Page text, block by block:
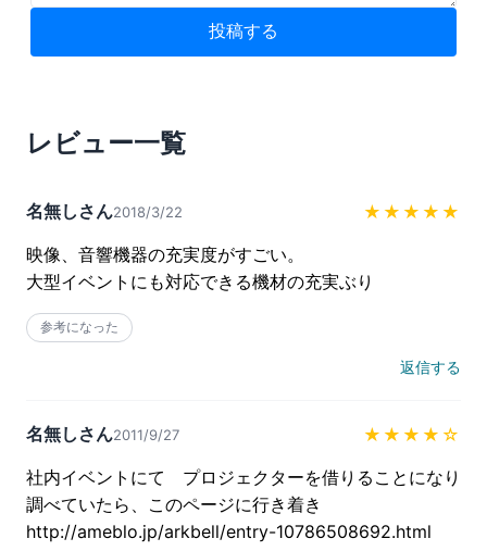
投稿する
レビュー一覧
名無しさん2018/3/22
★★★★★
映像、音響機器の充実度がすごい。
大型イベントにも対応できる機材の充実ぶり
参考になった
返信する
名無しさん2011/9/27 ★★★★ ☆
社内イベントにて　プロジェクターを借りることになり
調べていたら、このページに行き着き
http://ameblo.jp/arkbell/entry-10786508692.html